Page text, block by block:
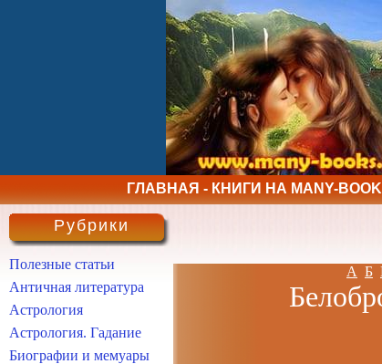
ГЛАВНАЯ - КНИГИ НА MANY-
А Б
Рубрики
Полезные статьи
Античная литература
Астрология
Астрология. Гадание
Биографии и мемуары